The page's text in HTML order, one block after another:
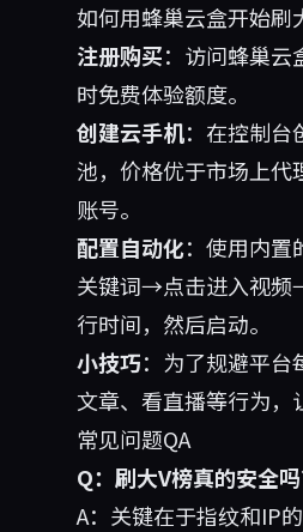
如何用蜂巢云盒开始刷
注册购买：访问蜂巢云
时免费体验额度。
创建云手机：在控制
池，价格优于市场上
账号。
配置自动化：使用内
关键词→点击进入视
行时间，然后启动。
小技巧：为了规避平
文章、看直播等行为，
常见问题QA
Q：刷大V榜真的安全
A：关键在于指纹和IP